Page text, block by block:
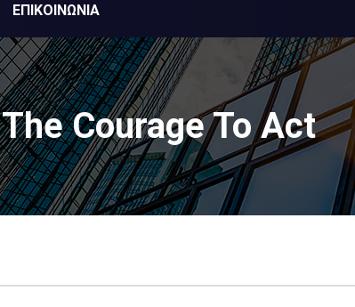
ΕΠΙΚΟΙΝΩΝΙΑ
The Courage To Act